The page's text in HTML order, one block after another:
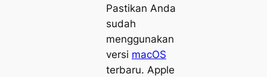
Pastikan Anda
sudah
menggunakan
versi macOS
terbaru. Apple